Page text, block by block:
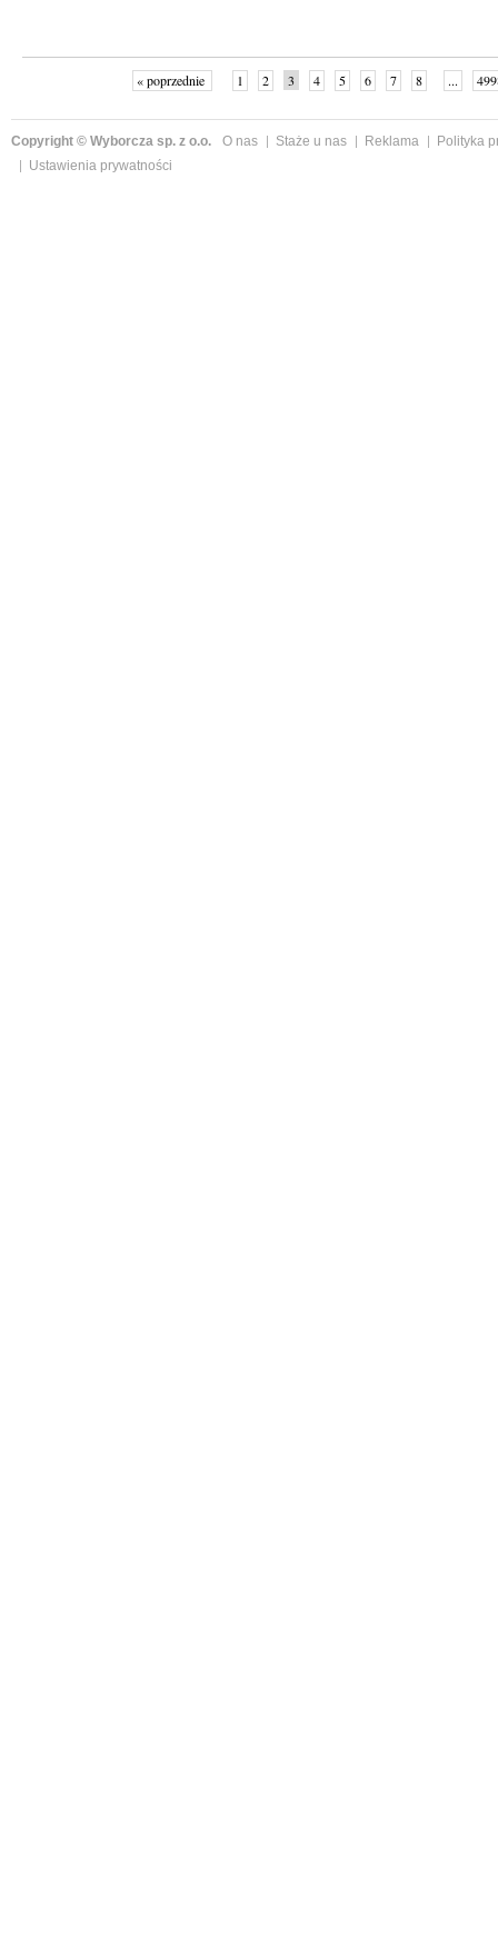
« poprzednie 1 2 3 4 5 6 7 8 ...
Copyright © Wyborcza sp. z o.o. O nas Staże u nas Reklama
Polityka
Ustawienia prywatności